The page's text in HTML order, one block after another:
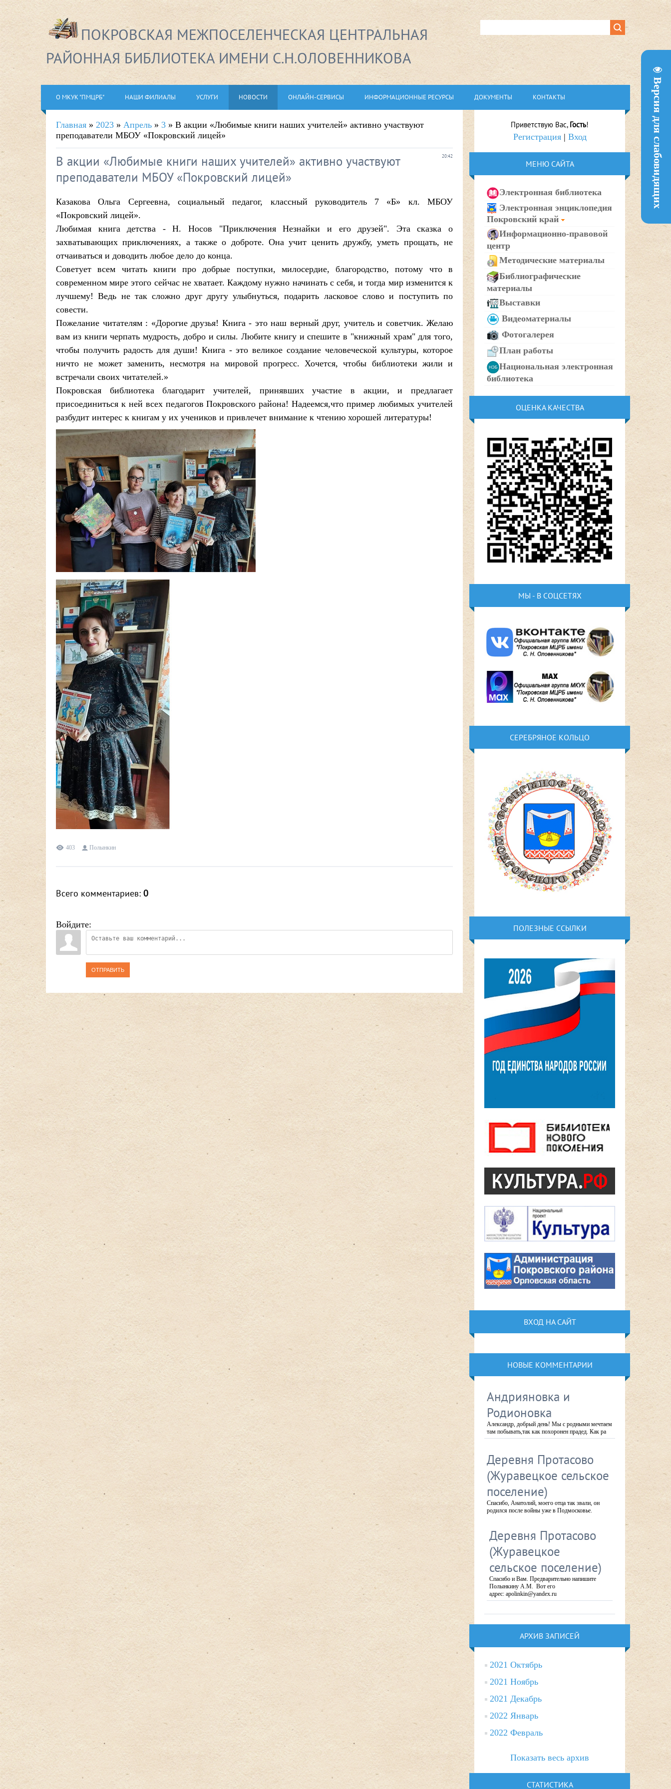
Версия для слабовидящих
ПОКРОВСКАЯ МЕЖПОСЕЛЕНЧЕСКАЯ ЦЕНТРАЛЬНАЯ
РАЙОННАЯ БИБЛИОТЕКА ИМЕНИ С.Н.ОЛОВЕННИКОВА
О МКУК "ПМЦРБ" НАШИ ФИЛИАЛЫ УСЛУГИ НОВОСТИ ОНЛАЙН-СЕРВИСЫ ИНФОРМАЦИОННЫЕ РЕСУРСЫ ДОКУМЕНТЫ КОНТАКТЫ
Главная » 2023 » Апрель » 3 » В акции «Любимые книги наших учителей» активно участвуют
преподаватели МБОУ «Покровский лицей»
20:42
В акции «Любимые книги наших учителей» активно участвуют
преподаватели МБОУ «Покровский лицей»
Казакова Ольга Сергеевна, социальный педагог, классный руководитель 7 «Б» кл. МБОУ
«Покровский лицей».
Любимая книга детства - Н. Носов "Приключения Незнайки и его друзей". Эта сказка о
захватывающих приключениях, а также о доброте. Она учит ценить дружбу, уметь прощать, не
отчаиваться и доводить любое дело до конца.
Советует всем читать книги про добрые поступки, милосердие, благородство, потому что в
современном мире этого сейчас не хватает. Каждому нужно начинать с себя, и тогда мир изменится к
лучшему! Ведь не так сложно друг другу улыбнуться, подарить ласковое слово и поступить по
совести.
Пожелание читателям : «Дорогие друзья! Книга - это наш верный друг, учитель и советчик. Желаю
вам из книги черпать мудрость, добро и силы. Любите книгу и спешите в "книжный храм" для того,
чтобы получить радость для души! Книга - это великое создание человеческой культуры, которое
ничто не может заменить, несмотря на мировой прогресс. Хочется, чтобы библиотеки жили и
встречали своих читателей.»
Покровская библиотека благодарит учителей, принявших участие в акции, и предлагает
присоединиться к ней всех педагогов Покровского района! Надеемся,что пример любимых учителей
разбудит интерес к книгам у их учеников и привлечет внимание к чтению хорошей литературы!
403 Полынкин
Всего комментариев: 0
Войдите:
ОТПРАВИТЬ
Приветствую Вас, Гость!
Регистрация| Вход
МЕНЮ САЙТА
Электронная библиотека
Электронная энциклопедия
Покровский край
Информационно-правовой
центр
Методические материалы
Библиографические
материалы
Выставки
Видеоматериалы
Фотогалерея
План работы
Национальная электронная
библиотека
ОЦЕНКА КАЧЕСТВА
МЫ - В СОЦСЕТЯХ
СЕРЕБРЯНОЕ КОЛЬЦО
ПОЛЕЗНЫЕ ССЫЛКИ
ВХОД НА САЙТ
НОВЫЕ КОММЕНТАРИИ
Андрияновка и
Родионовка
Александр, добрый день! Мы с родными мечтаем
там побывать,так как похоронен прадед. Как ра
Деревня Протасово
(Журавецкое сельское
поселение)
Спасибо, Анатолий, моего отца так звали, он
родился после войны уже в Подмосковье.
Деревня Протасово
(Журавецкое
сельское поселение)
Спасибо и Вам. Предварительно напишите
Полынкину А.М. Вот его
адрес: apolinkin@yandex.ru
АРХИВ ЗАПИСЕЙ
2021 Октябрь
2021 Ноябрь
2021 Декабрь
2022 Январь
2022 Февраль
Показать весь архив
СТАТИСТИКА